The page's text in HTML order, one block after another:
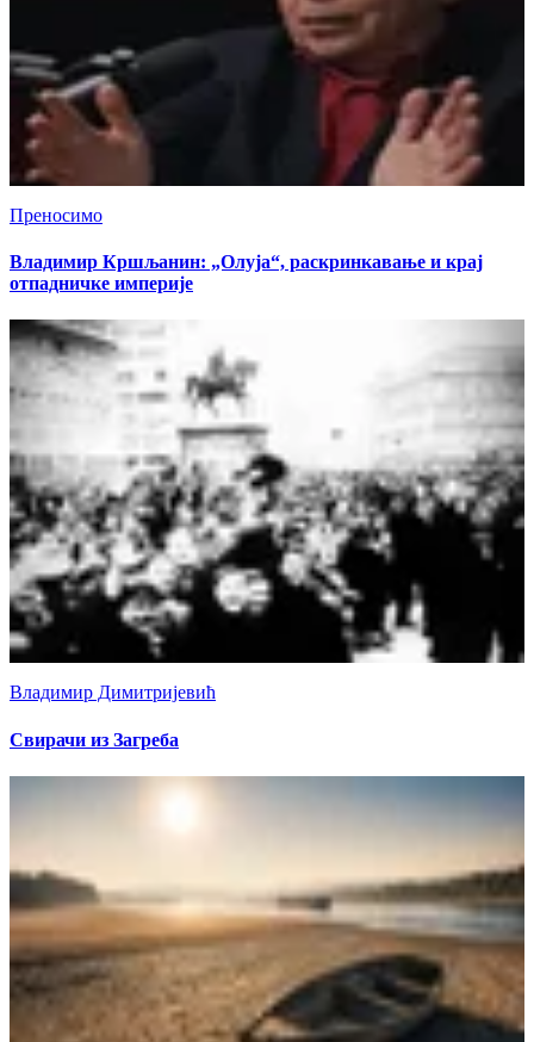
Преносимо
Владимир Кршљанин: „Олуја“, раскринкавање и крај
отпадничке империје
Владимир Димитријевић
Свирачи из Загреба